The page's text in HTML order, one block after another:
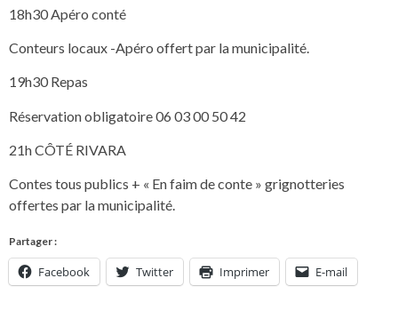
18h30 Apéro conté
Conteurs locaux -Apéro offert par la municipalité.
19h30 Repas
Réservation obligatoire 06 03 00 50 42
21h CÔTÉ RIVARA
Contes tous publics + « En faim de conte » grignotteries
offertes par la municipalité.
Partager :
Facebook Twitter Imprimer E-mail